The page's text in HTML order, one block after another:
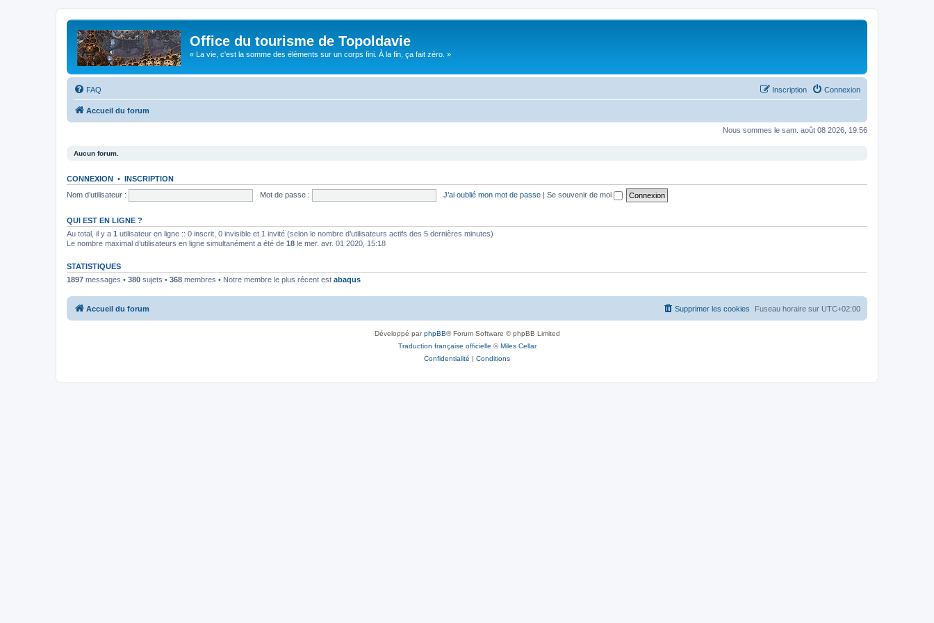
Office du tourisme de Topoldavie
« La vie, c'est la somme des éléments sur un corps fini. À la fin, ça fait zéro. »
FAQ Connexion
Inscription
Accueil du forum
Nous sommes le sam. août 08 2026, 19:56
Aucun forum.
CONNEXION • INSCRIPTION
Nom d’utilisateur :
Mot de passe : J’ai oublié mon mot de passe | Se souvenir de moi
QUI EST EN LIGNE ?
Au total, il y a 1 utilisateur en ligne :: 0 inscrit, 0 invisible et 1 invité (selon le nombre d’utilisateurs actifs des 5 dernières minutes)
Le nombre maximal d’utilisateurs en ligne simultanément a été de 18 le mer. avr. 01 2020, 15:18
STATISTIQUES
1897 messages • 380 sujets • 368 membres • Notre membre le plus récent est abaqus
Accueil du forum Fuseau horaire sur UTC+02:00
Supprimer les cookies
Développé parphpBB® Forum Software © phpBB Limited
Traduction française officielle ©Miles Cellar
Confidentialité | Conditions